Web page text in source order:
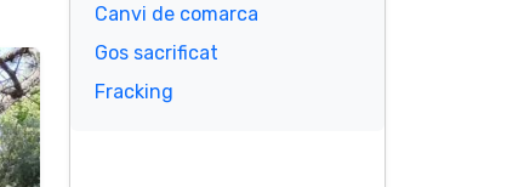
Canvi de comarca
Gos sacrificat
Fracking